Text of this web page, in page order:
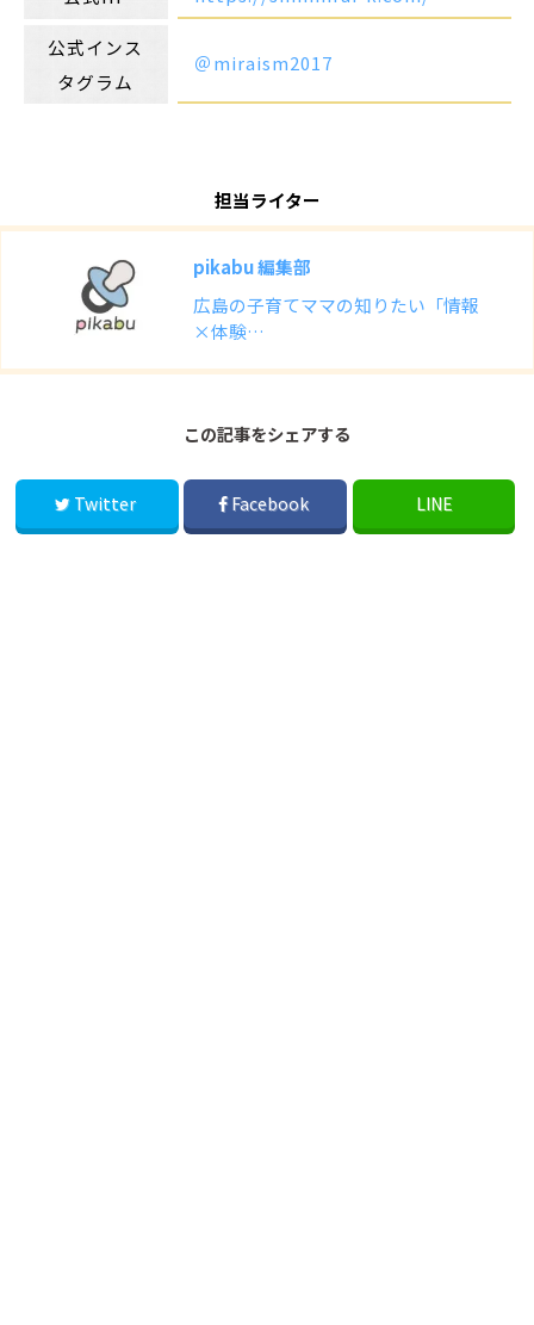
公式インス
タグラム
＠miraism2017
担当ライター
pikabu 編集部
広島の子育てママの知りたい「情報
×体験…
この記事をシェアする
Twitter Facebook LINE